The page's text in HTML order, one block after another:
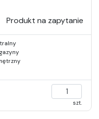
Produkt na zapytanie
szt.